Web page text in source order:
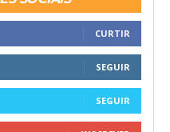
CURTIR
SEGUIR
SEGUIR